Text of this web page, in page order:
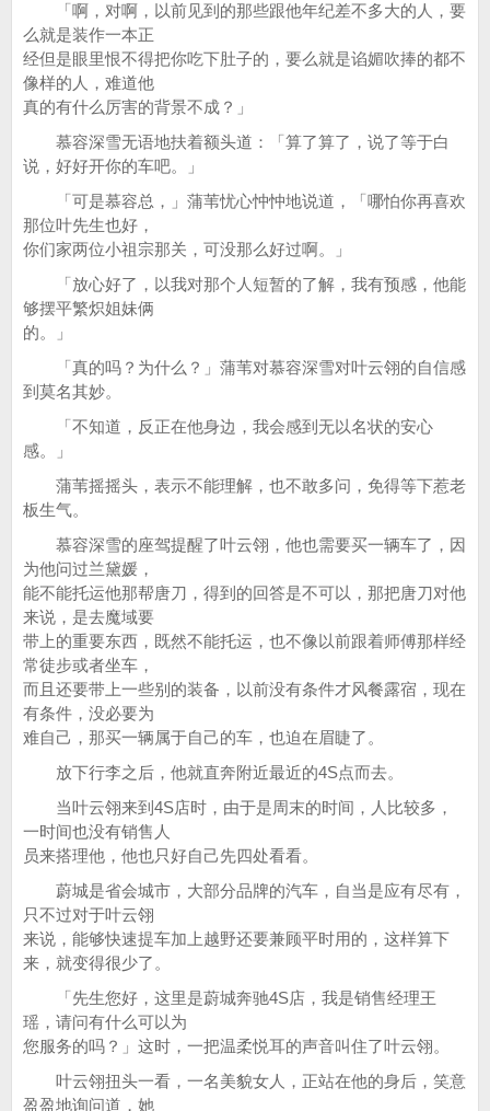
「啊，对啊，以前见到的那些跟他年纪差不多大的人，要
么就是装作一本正
经但是眼里恨不得把你吃下肚子的，要么就是谄媚吹捧的都不
像样的人，难道他
真的有什么厉害的背景不成？」
慕容深雪无语地扶着额头道：「算了算了，说了等于白
说，好好开你的车吧。」
「可是慕容总，」蒲苇忧心忡忡地说道，「哪怕你再喜欢
那位叶先生也好，
你们家两位小祖宗那关，可没那么好过啊。」
「放心好了，以我对那个人短暂的了解，我有预感，他能
够摆平繁炽姐妹俩
的。」
「真的吗？为什么？」蒲苇对慕容深雪对叶云翎的自信感
到莫名其妙。
「不知道，反正在他身边，我会感到无以名状的安心
感。」
蒲苇摇摇头，表示不能理解，也不敢多问，免得等下惹老
板生气。
慕容深雪的座驾提醒了叶云翎，他也需要买一辆车了，因
为他问过兰黛媛，
能不能托运他那帮唐刀，得到的回答是不可以，那把唐刀对他
来说，是去魔域要
带上的重要东西，既然不能托运，也不像以前跟着师傅那样经
常徒步或者坐车，
而且还要带上一些别的装备，以前没有条件才风餐露宿，现在
有条件，没必要为
难自己，那买一辆属于自己的车，也迫在眉睫了。
放下行李之后，他就直奔附近最近的4S点而去。
当叶云翎来到4S店时，由于是周末的时间，人比较多，
一时间也没有销售人
员来搭理他，他也只好自己先四处看看。
蔚城是省会城市，大部分品牌的汽车，自当是应有尽有，
只不过对于叶云翎
来说，能够快速提车加上越野还要兼顾平时用的，这样算下
来，就变得很少了。
「先生您好，这里是蔚城奔驰4S店，我是销售经理王
瑶，请问有什么可以为
您服务的吗？」这时，一把温柔悦耳的声音叫住了叶云翎。
叶云翎扭头一看，一名美貌女人，正站在他的身后，笑意
盈盈地询问道，她